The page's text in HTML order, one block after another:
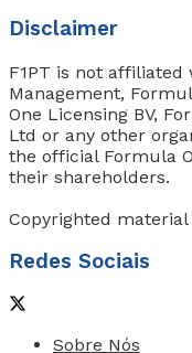
Disclaimer
F1PT is not affiliated
Management,
One Licensing BV,
Ltd or any other
the official Formula
their shareholders.
Copyrighted
Redes Sociais
Sobre Nós